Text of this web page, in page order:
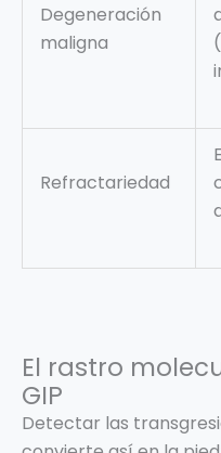
Degeneración
maligna
Refractariedad
El rastro
GIP
Detectar las